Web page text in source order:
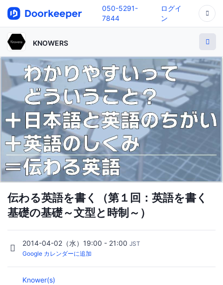
050-5291-
7844
ログイ
ン
KNOWERS
伝わる英語を書く（第１回：英語を書く
基礎の基礎～文型と時制～）
2014-04-02（水）19:00 - 21:00 JST
Google カレンダーに追加
Knower(s)